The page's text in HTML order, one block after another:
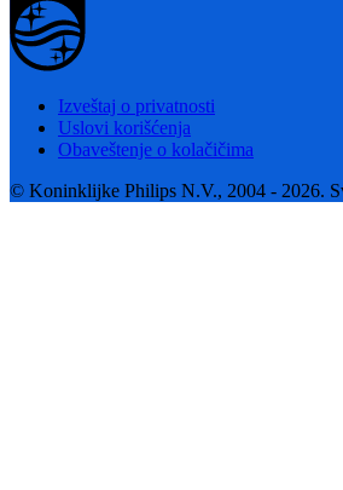
Izveštaj o privatnosti
Uslovi korišćenja
Obaveštenje o kolačičima
© Koninklijke Philips N.V., 2004 - 2026.